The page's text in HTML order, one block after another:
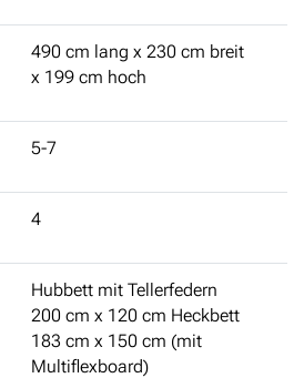
490 cm lang x 230 cm breit
x 199 cm hoch
5-7
4
Hubbett mit Tellerfedern
200 cm x 120 cm Heckbett
183 cm x 150 cm (mit
Multiflexboard)